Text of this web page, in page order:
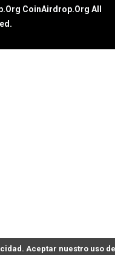
CoinAirdrop.Org All
Aceptar nuestro uso de